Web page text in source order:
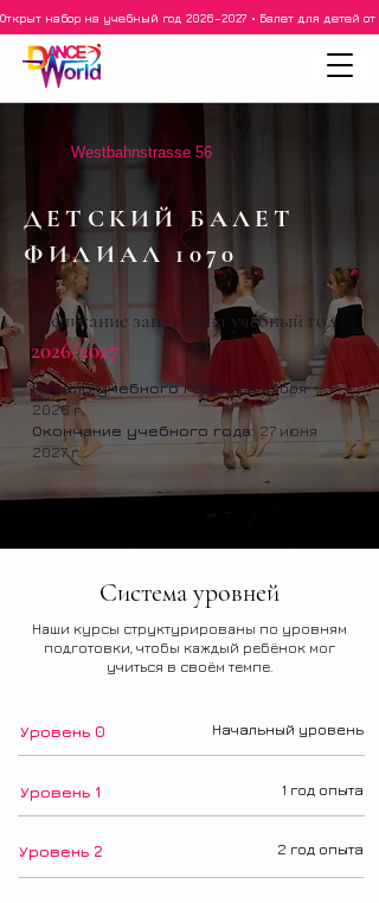
Открыт набор на учебный год 2026–2027 • Балет для детей
Westbahnstrasse 56
ДЕТСКИЙ БАЛЕТ
ФИЛИАЛ 1070
Расписание занятий на учебный год
2026/2027
Начало учебного года: 1 сентября
2026 г.
Окончание учебного года: 27 июня
2027 г.
Система уровней
Наши курсы структурированы по уровням
подготовки, чтобы каждый ребёнок мог
учиться в своём темпе.
Уровень 0 Начальный уровень
Уровень 1 1 год опыта
Уровень 2 2 год опыта